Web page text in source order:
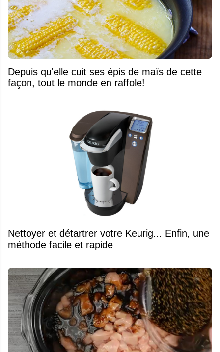
Depuis qu'elle cuit ses épis de maïs de cette
façon, tout le monde en raffole!
Nettoyer et détartrer votre Keurig... Enfin, une
méthode facile et rapide